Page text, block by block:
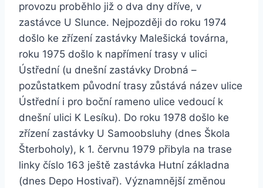
provozu proběhlo již o dva dny dříve, v
zastávce U Slunce. Nejpozději do roku 1974
došlo ke zřízení zastávky Malešická továrna,
roku 1975 došlo k napřímení trasy v ulici
Ústřední (u dnešní zastávky Drobná –
pozůstatkem původní trasy zůstává název ulice
Ústřední i pro boční rameno ulice vedoucí k
dnešní ulici K Lesíku). Do roku 1978 došlo ke
zřízení zastávky U Samoobsluhy (dnes Škola
Šterboholy), k 1. červnu 1979 přibyla na trase
linky číslo 163 ještě zastávka Hutní základna
(dnes Depo Hostivař). Významnější změnou